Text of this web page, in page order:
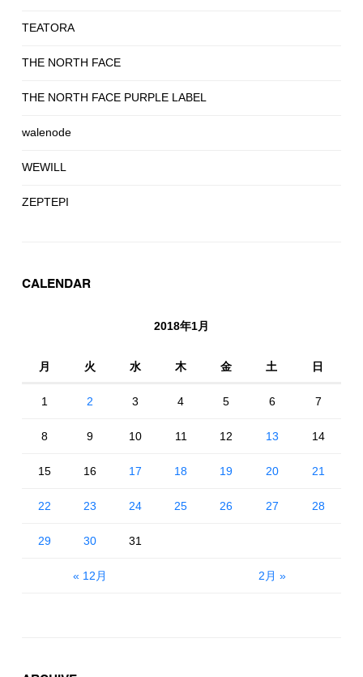
TEATORA
THE NORTH FACE
THE NORTH FACE PURPLE LABEL
walenode
WEWILL
ZEPTEPI
CALENDAR
2018年1月
月 火 水 木 金 土 日
« 12月 2月 »
1 2 3 4 5 6 7
8 9 10 11 12 13 14
15 16 17 18 19 20 21
22 23 24 25 26 27 28
29 30 31